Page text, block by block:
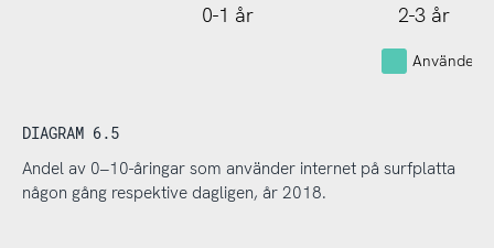
0-1 år 2-3 år
Använder
DIAGRAM 6.5
Andel av 0–10-åringar som använder internet på surfplatta
någon gång respektive dagligen, år 2018.